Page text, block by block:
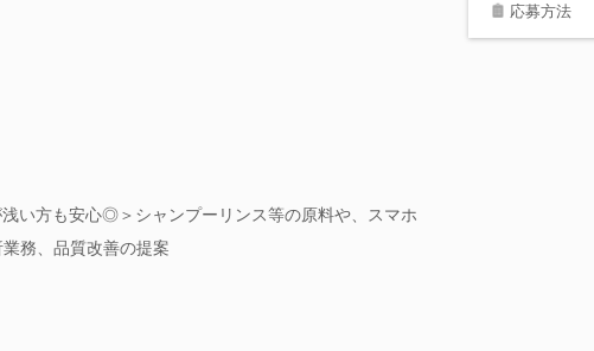
い方も安心◎＞シャンプーリンス等の原料や、スマホ
務、品質改善の提案
応募方法